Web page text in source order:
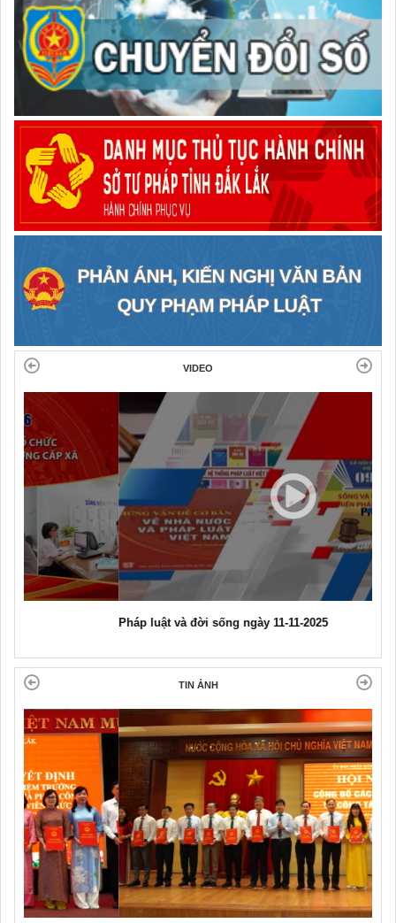
VIDEO
Pháp luật và đời sống ngày 11-11-2025
TIN ẢNH